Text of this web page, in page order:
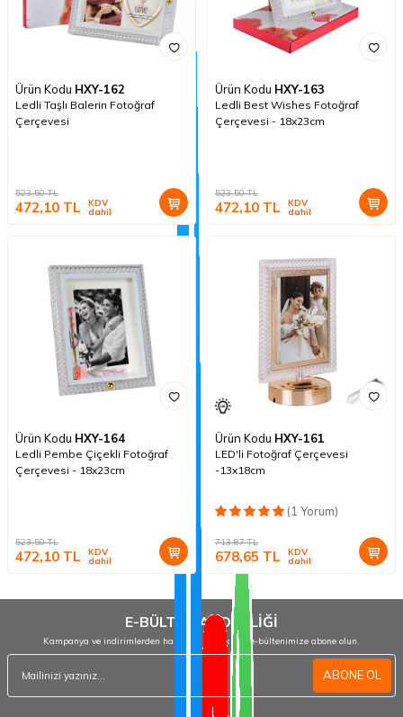
Ürün Kodu HXY-162
Ledli Taşlı Balerin Fotoğraf
Çerçevesi
523,50TL
472,10 TL KDV
dahil
Ürün Kodu HXY-163
Ledli Best Wishes Fotoğraf
Çerçevesi - 18x23cm
523,50TL
472,10 TL KDV
dahil
Ürün Kodu HXY-164
Ledli Pembe Çiçekli Fotoğraf
Çerçevesi - 18x23cm
523,50TL
472,10 TL KDV
dahil
Ürün Kodu HXY-161
LED'li Fotoğraf Çerçevesi
-13x18cm
(1 Yorum)
713,87TL
678,65 TL KDV
dahil
E-BÜLTEN ABONELİĞİ
Kampanya ve indirimlerden haberdar olmak için e-bültenimize abone olun.
ABONE OL